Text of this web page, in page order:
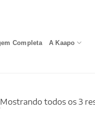
Completa A Kaapo
Mostrando todos os 3